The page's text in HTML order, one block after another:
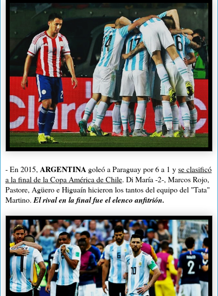
- En 2015, ARGENTINA goleó a Paraguay por 6 a 1 yse clasificó
a la final de la Copa América de Chile. Di María -2-, Marcos Rojo,
Pastore, Agüero e Higuaín hicieron los tantos del equipo del "Tata"
Martino. El rival en la final fue el elenco anfitrión.